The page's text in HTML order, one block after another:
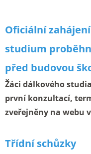
Oficiální
studium
před budovou
Žáci dálkového
první konzultací,
zveřejněny na webu
Třídní schůzky